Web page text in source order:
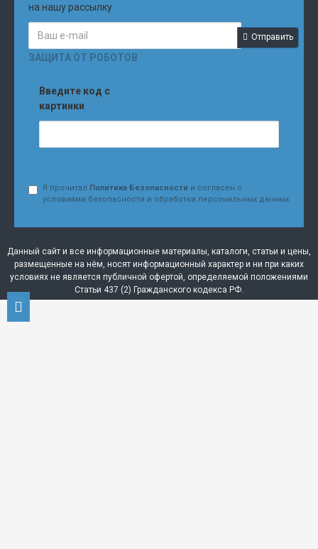
на нашу рассылку
Отправить
ЗАЩИТА ОТ РОБОТОВ
Введите код с
картинки
Я прочитал Политика Безопасности и согласен с
условиями безопасности и обработки персональных данных
Данный сайт и все информационные материалы, каталоги, статьи и цены,
размещенные на нём, носят информационный характер и ни при каких
условиях не является публичной офертой, определяемой положениями
Статьи 437 (2) Гражданского кодекса РФ.